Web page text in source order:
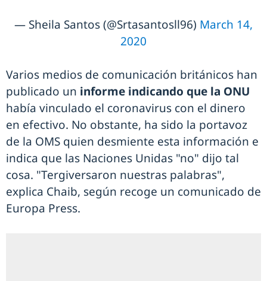
— Sheila Santos (@Srtasantosll96) March 14,
2020
Varios medios de comunicación británicos han
publicado un informe indicando que la ONU
había vinculado el coronavirus con el dinero
en efectivo. No obstante, ha sido la portavoz
de la OMS quien desmiente esta información e
indica que las Naciones Unidas "no" dijo tal
cosa. "Tergiversaron nuestras palabras",
explica Chaib, según recoge un comunicado de
Europa Press.